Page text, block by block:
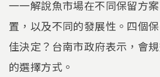
一一解說魚市場在不同保留方
置，以及不同的發展性。四個
佳決定？台南市政府表示，會
的選擇方式。